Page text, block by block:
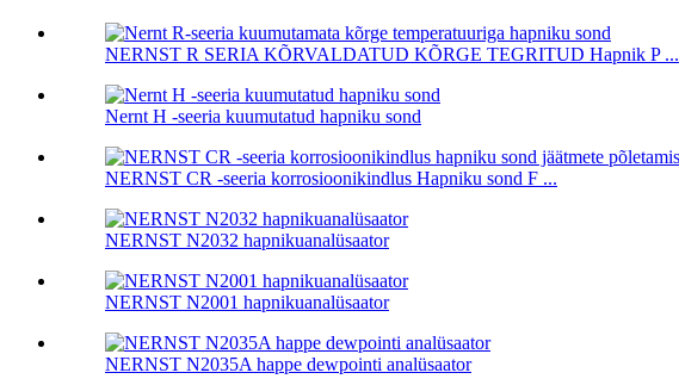
NERNST R SERIA KÕRVALDATUD KÕRGE TEGRITUD Hapnik P ...
Nernt H -seeria kuumutatud hapniku sond
NERNST CR -seeria korrosioonikindlus Hapniku sond F ...
NERNST N2032 hapnikuanalüsaator
NERNST N2001 hapnikuanalüsaator
NERNST N2035A happe dewpointi analüsaator